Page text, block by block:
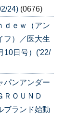
24) (0676)
ｄｅｗ（アン
フ）／医大生
10日号）('22/
パンアンダー
ＯＵＮＤ
ブランド始動